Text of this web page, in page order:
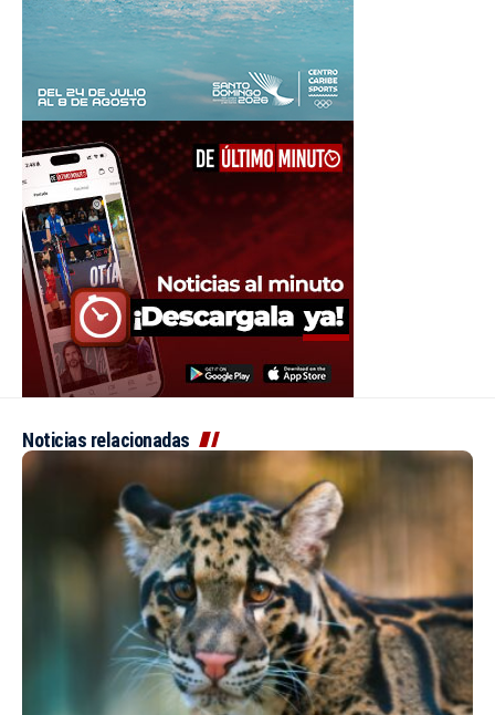
Noticias relacionadas